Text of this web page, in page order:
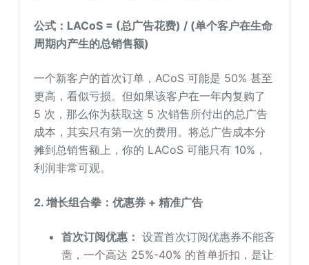
公式：LACoS = (总广告花费) / (单个客户在生命
周期内产生的总销售额)
一个新客户的首次订单，ACoS 可能是 50% 甚至
更高，看似亏损。但如果该客户在一年内复购了
5 次，那么你为获取这 5 次销售所付出的总广告
成本，其实只有第一次的费用。将总广告成本分
摊到总销售额上，你的 LACoS 可能只有 10%，
利润非常可观。
2. 增长组合拳：优惠券 + 精准广告
首次订阅优惠： 设置首次订阅优惠券不能吝
啬，一个高达 25%-40% 的首单折扣，是让